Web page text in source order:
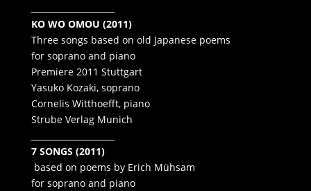
KO WO OMOU (2011)
Three songs based on old Japanese poems
for soprano and piano
Premiere 2011 Stuttgart
Yasuko Kozaki, soprano
Cornelis Witthoefft, piano
Strube Verlag Munich
7 SONGS (2011)
based on poems by Erich Mühsam
for soprano and piano